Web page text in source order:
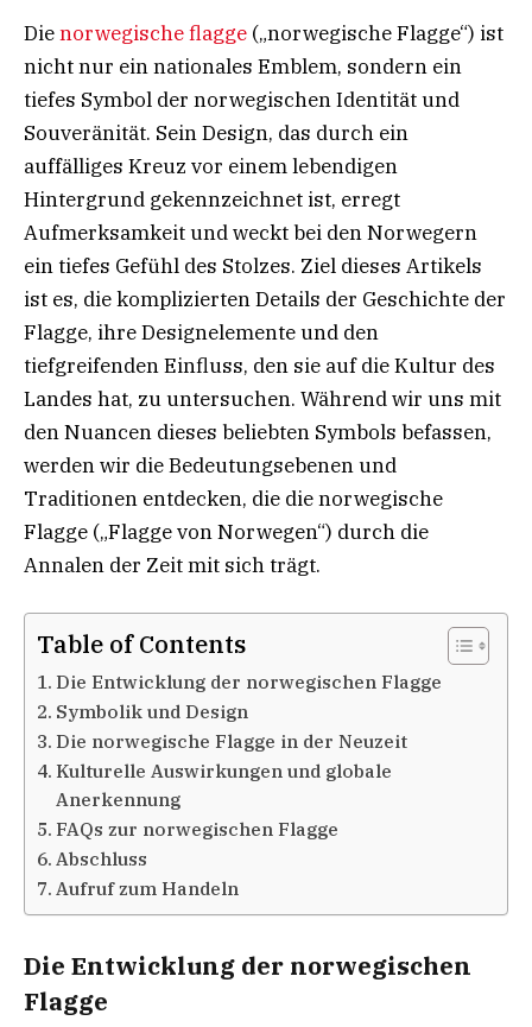
Dienorwegische flagge („norwegische Flagge“) ist
nicht nur ein nationales Emblem, sondern ein
tiefes Symbol der norwegischen Identität und
Souveränität. Sein Design, das durch ein
auffälliges Kreuz vor einem lebendigen
Hintergrund gekennzeichnet ist, erregt
Aufmerksamkeit und weckt bei den Norwegern
ein tiefes Gefühl des Stolzes. Ziel dieses Artikels
ist es, die komplizierten Details der Geschichte der
Flagge, ihre Designelemente und den
tiefgreifenden Einfluss, den sie auf die Kultur des
Landes hat, zu untersuchen. Während wir uns mit
den Nuancen dieses beliebten Symbols befassen,
werden wir die Bedeutungsebenen und
Traditionen entdecken, die die norwegische
Flagge („Flagge von Norwegen“) durch die
Annalen der Zeit mit sich trägt.
Table of Contents
Die Entwicklung der norwegischen Flagge
Symbolik und Design
Die norwegische Flagge in der Neuzeit
Kulturelle Auswirkungen und globale
Anerkennung
FAQs zur norwegischen Flagge
Abschluss
Aufruf zum Handeln
Die Entwicklung der norwegischen
Flagge